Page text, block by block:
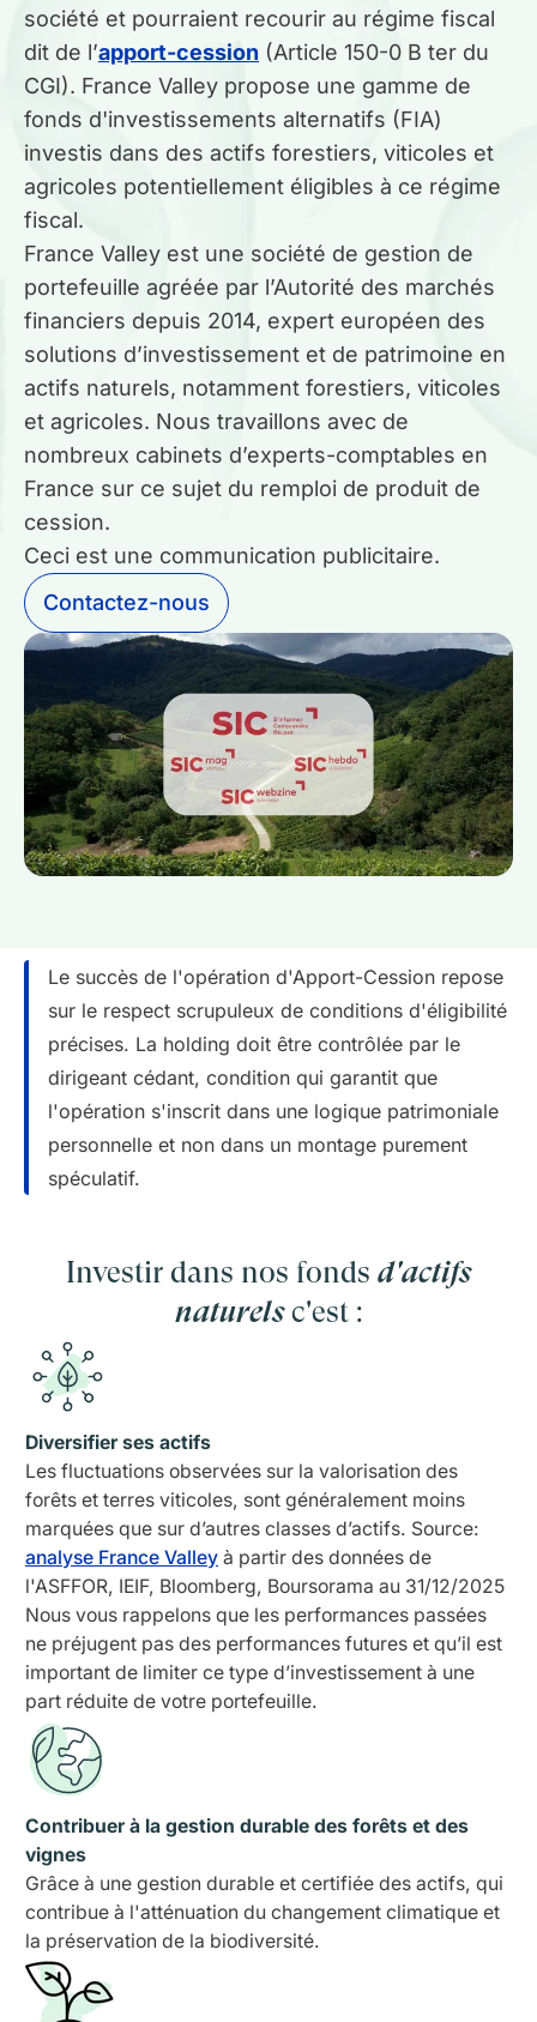
Qui sommes-nous ?
Mon compte Pro
société et pourraient recourir au régime fiscal
dit de l’apport-cession (Article 150-0 B ter du
CGI). France Valley propose une gamme de
fonds d'investissements alternatifs (FIA)
investis dans des actifs forestiers, viticoles et
agricoles potentiellement éligibles à ce régime
fiscal.
France Valley est une société de gestion de
portefeuille agréée par l’Autorité des marchés
financiers depuis 2014, expert européen des
solutions d’investissement et de patrimoine en
actifs naturels, notamment forestiers, viticoles
et agricoles. Nous travaillons avec de
nombreux cabinets d’experts-comptables en
France sur ce sujet du remploi de produit de
cession.
Ceci est une communication publicitaire.
Contactez-nous
Le succès de l'opération d'Apport-Cession repose
sur le respect scrupuleux de conditions d'éligibilité
précises. La holding doit être contrôlée par le
dirigeant cédant, condition qui garantit que
l'opération s'inscrit dans une logique patrimoniale
personnelle et non dans un montage purement
spéculatif.
Investir dans nos fonds d'actifs
naturelsc'est :
Diversifier ses actifs
Les fluctuations observées sur la valorisation des
forêts et terres viticoles, sont généralement moins
marquées que sur d’autres classes d’actifs. Source:
analyse France Valley à partir des données de
l'ASFFOR, IEIF, Bloomberg, Boursorama au 31/12/2025
Nous vous rappelons que les performances passées
ne préjugent pas des performances futures et qu’il est
important de limiter ce type d’investissement à une
part réduite de votre portefeuille.
Contribuer à la gestion durable des forêts et des
vignes
Grâce à une gestion durable et certifiée des actifs, qui
contribue à l'atténuation du changement climatique et
la préservation de la biodiversité.